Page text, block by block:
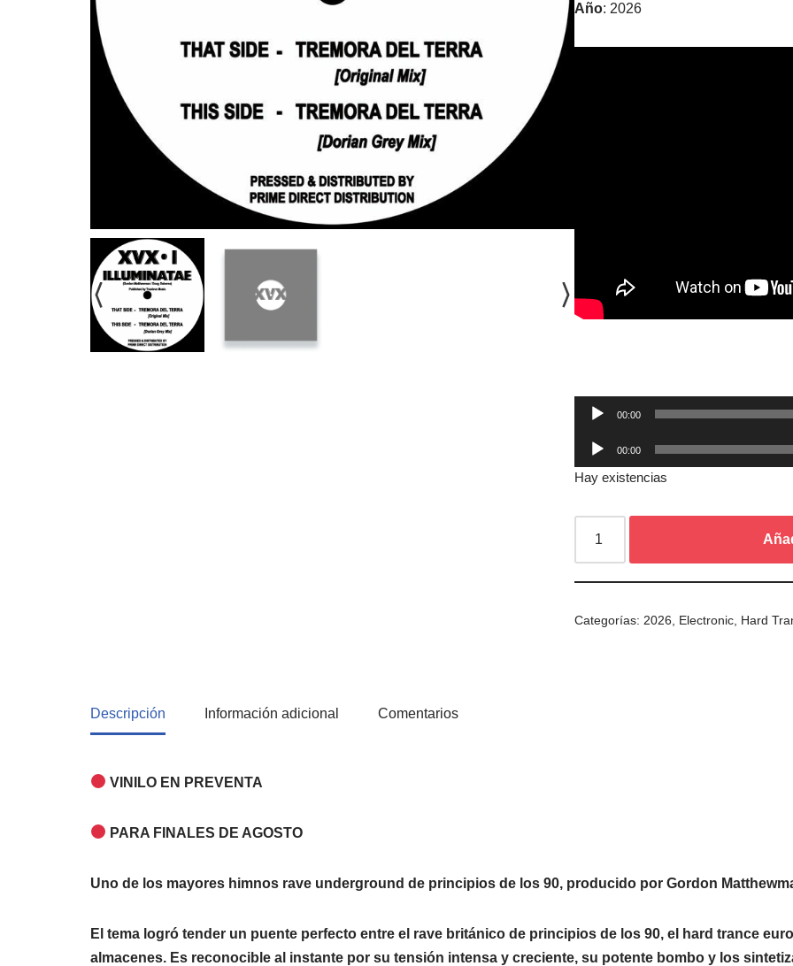
Año: 2026
Reproductor
audio
00:00
Reproductor
de
00:00
Hay existencias
Categorías: 2026 Electronic Hard
Descripción Información adicional Comentarios
VINILO EN PREVENTA
PARA FINALES DE AGOSTO
Uno de los mayores himnos rave underground de principios de los 90, producido por Gordon
El tema logró tender un puente perfecto entre el rave británico de principios de los 90, el hard trance
almacenes. Es reconocible al instante por su tensión intensa y creciente, su potente bombo y los